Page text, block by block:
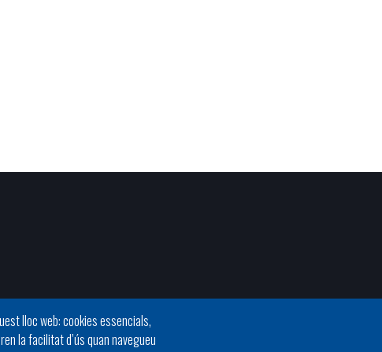
lloc web: cookies essencials,
la facilitat d’ús quan navegueu